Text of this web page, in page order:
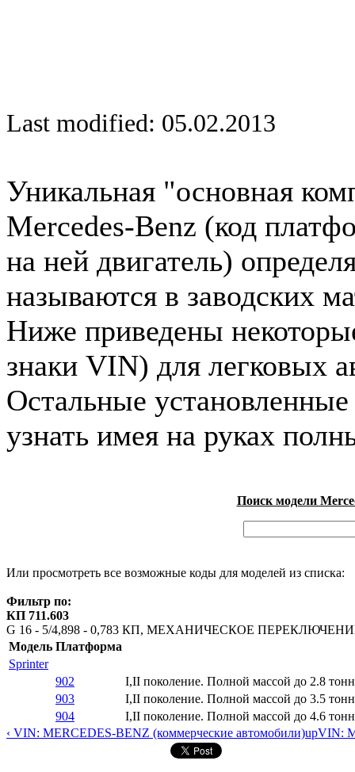
Last modified: 05.02.2013
Уникальная "основная
Mercedes-Benz (код
на ней двигатель)
называются в заводских
Ниже приведены
знаки VIN) для легковых
Остальные
узнать имея на руках
Поиск модели
Или просмотреть все возможные коды для моделей из списка:
Фильтр по:
КП 711.603
G 16 - 5/4,898 - 0,783 КП, МЕХАНИЧЕСКОЕ
Модель Платформа
Sprinter
902
I,II поколение. Полной массой до 2.8 тонн
903
I,II поколение. Полной массой до 3.5 тонн
904
I,II поколение. Полной массой до 4.6
‹ VIN: MERCEDES-BENZ (коммерческие автомобили)upVIN: